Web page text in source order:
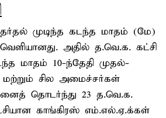
முடிந்த கடந்த மாதம் (மே)
வெளியானது. அதில் த.வெ.க. கட்சி
மாதம் 10-ந்தேதி முதல்-
மற்றும் சில அமைச்சர்கள்
தொடர்ந்து 23 த.வெ.க.
காங்கிரஸ் எம்.எல்.ஏ.க்கள்